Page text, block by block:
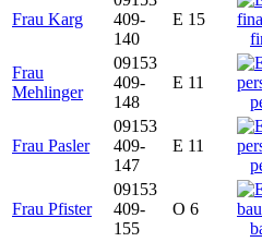
Frau Karg
409-
140
E 15
Frau
Mehlinger
09153
409-
148
E 11
Frau Pasler
09153
409-
147
E 11
Frau Pfister
09153
409-
155
O 6